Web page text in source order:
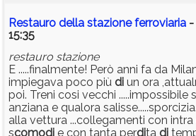
Restauro della stazione ferroviaria -
15:35
restauro stazione
E .....finalmente! Però anni fa da
impiegava poco più di un ora
poi. Treni cosi vecchi .....impossibile
anziana e qualora
alla vettura ...collegamenti con intra
scomodi e con tanta perdita di